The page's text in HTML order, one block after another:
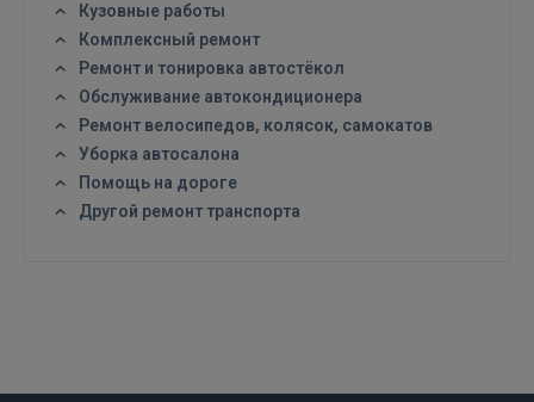
Кузовные работы
Комплексный ремонт
Ремонт и тонировка автостёкол
Обслуживание автокондиционера
Ремонт велосипедов, колясок, самокатов
Уборка автосалона
Помощь на дороге
Другой ремонт транспорта